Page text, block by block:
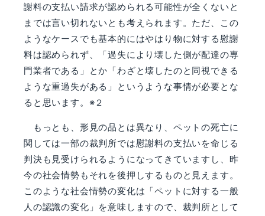
謝料の支払い請求が認められる可能性が全くないと
までは言い切れないとも考えられます。ただ、この
ようなケースでも基本的にはやはり物に対する慰謝
料は認められず、「過失により壊した側が配達の専
門業者である」とか「わざと壊したのと同視できる
ような重過失がある」というような事情が必要とな
ると思います。※２
もっとも、形見の品とは異なり、ペットの死亡に
関しては一部の裁判所では慰謝料の支払いを命じる
判決も見受けられるようになってきていますし、昨
今の社会情勢もそれを後押しするものと見えます。
このような社会情勢の変化は「ペットに対する一般
人の認識の変化」を意味しますので、裁判所として